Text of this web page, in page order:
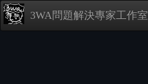
3WA問題解決專家工作室